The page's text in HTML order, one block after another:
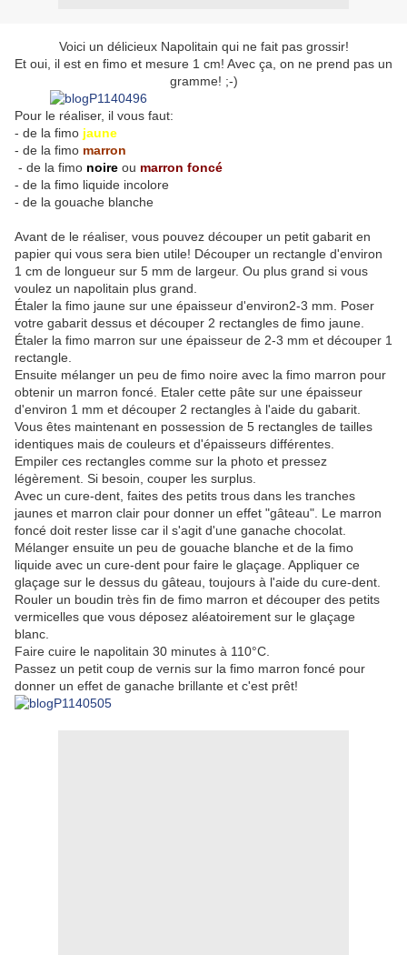
Voici un délicieux Napolitain qui ne fait pas grossir!
Et oui, il est en fimo et mesure 1 cm! Avec ça, on ne prend pas un
gramme! ;-)
Pour le réaliser, il vous faut:
- de la fimo jaune
- de la fimo marron
- de la fimo noire ou marron foncé
- de la fimo liquide incolore
- de la gouache blanche
Avant de le réaliser, vous pouvez découper un petit gabarit en
papier qui vous sera bien utile! Découper un rectangle d'environ
1 cm de longueur sur 5 mm de largeur. Ou plus grand si vous
voulez un napolitain plus grand.
Étaler la fimo jaune sur une épaisseur d'environ2-3 mm. Poser
votre gabarit dessus et découper 2 rectangles de fimo jaune.
Étaler la fimo marron sur une épaisseur de 2-3 mm et découper 1
rectangle.
Ensuite mélanger un peu de fimo noire avec la fimo marron pour
obtenir un marron foncé. Etaler cette pâte sur une épaisseur
d'environ 1 mm et découper 2 rectangles à l'aide du gabarit.
Vous êtes maintenant en possession de 5 rectangles de tailles
identiques mais de couleurs et d'épaisseurs différentes.
Empiler ces rectangles comme sur la photo et pressez
légèrement. Si besoin, couper les surplus.
Avec un cure-dent, faites des petits trous dans les tranches
jaunes et marron clair pour donner un effet "gâteau". Le marron
foncé doit rester lisse car il s'agit d'une ganache chocolat.
Mélanger ensuite un peu de gouache blanche et de la fimo
liquide avec un cure-dent pour faire le glaçage. Appliquer ce
glaçage sur le dessus du gâteau, toujours à l'aide du cure-dent.
Rouler un boudin très fin de fimo marron et découper des petits
vermicelles que vous déposez aléatoirement sur le glaçage
blanc.
Faire cuire le napolitain 30 minutes à 110°C.
Passez un petit coup de vernis sur la fimo marron foncé pour
donner un effet de ganache brillante et c'est prêt!